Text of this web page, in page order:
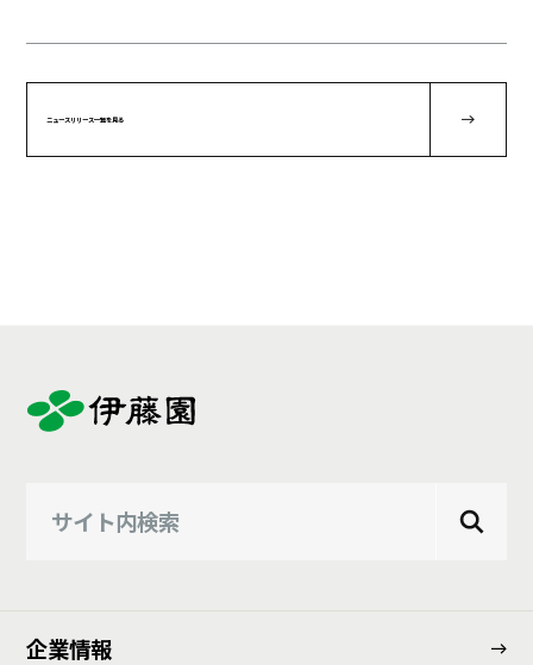
ニュースリリース一覧を見る
企業情報